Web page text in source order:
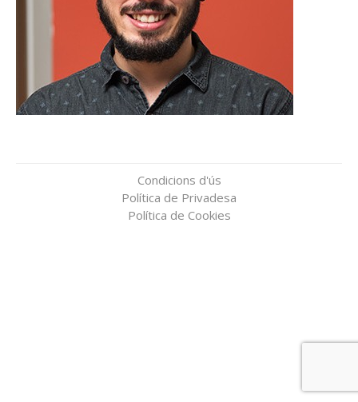
Condicions d'ús
Política de Privadesa
Política de Cookies